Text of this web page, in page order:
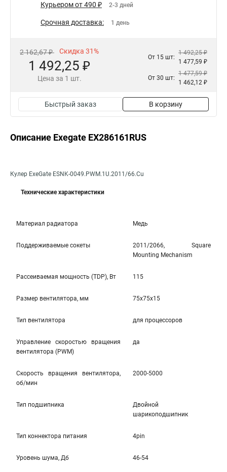
Курьером от 490 ₽ 2-3 дней
Срочная доставка: 1 день
2 162,67 ₽ Скидка 31%
1 492,25 ₽
Цена за 1 шт.
От 15 шт:
1 492,25 ₽
1 477,59 ₽
От 30 шт:
1 477,59 ₽
1 462,12 ₽
Быстрый заказ В корзину
Описание Exegate EX286161RUS
Кулер ExeGate ESNK-0049.PWM.1U.2011/66.Cu
Технические характеристики
Материал радиатора Медь
Поддерживаемые сокеты
2011/2066, Square
Mounting Mechanism
Рассеиваемая мощность (TDP), Вт 115
Размер вентилятора, мм 75x75x15
Тип вентилятора для процессоров
Управление скоростью вращения
вентилятора (PWM)
да
Скорость вращения вентилятора,
об/мин
2000-5000
Тип подшипника
Двойной
шарикоподшипник
Тип коннектора питания 4pin
Уровень шума, Дб 46-54